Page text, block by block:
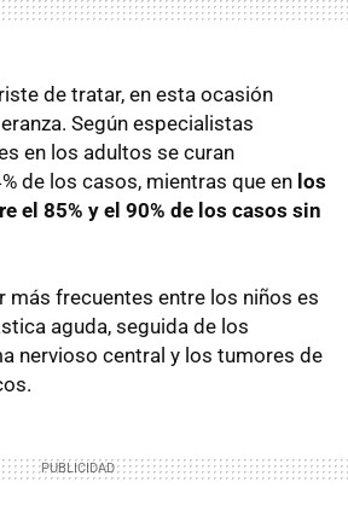
de tratar, en esta ocasión
Según especialistas
en los adultos se curan
de los casos, mientras que en los
el 85% y el 90% de los casos sin
más frecuentes entre los niños es
aguda, seguida de los
nervioso central y los tumores de